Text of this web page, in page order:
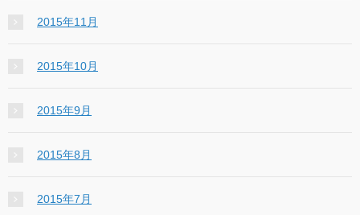
2015年11月
2015年10月
2015年9月
2015年8月
2015年7月